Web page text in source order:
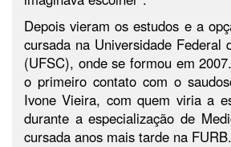
Depois vieram os estudos e a
cursada na Universidade Federal
(UFSC), onde se formou em
o primeiro contato com o
Ivone Vieira, com quem viria a
durante a especialização de
cursada anos mais tarde na FURB.